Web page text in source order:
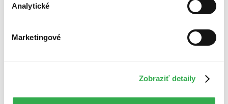
Analytické
Marketingové
Zobraziť detaily